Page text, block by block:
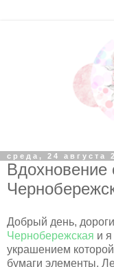
среда, 24 августа
Добрый день,
Чернобережская и я
украшением
бумаги элементы.